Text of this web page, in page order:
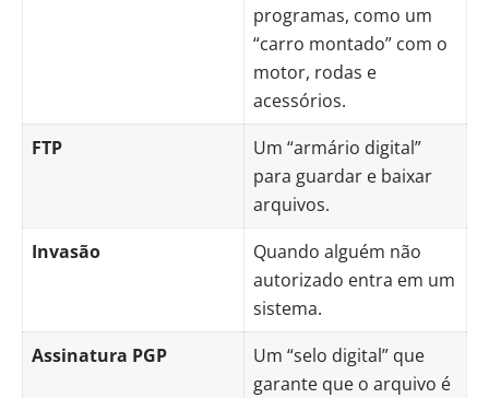
programas, como um
“carro montado” com o
motor, rodas e
acessórios.
FTP
Um “armário digital”
para guardar e baixar
arquivos.
Invasão
Quando alguém não
autorizado entra em um
sistema.
Assinatura PGP
Um “selo digital” que
garante que o arquivo é